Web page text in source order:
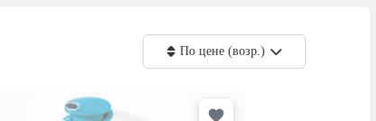
По цене (возр.)